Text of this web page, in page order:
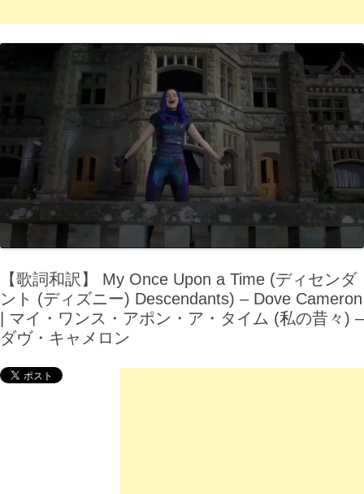
【歌詞和訳】 My Once Upon a Time (ディセンダ
ント (ディズニー) Descendants) – Dove Cameron
| マイ・ワンス・アポン・ア・タイム (私の昔々) –
ダヴ・キャメロン